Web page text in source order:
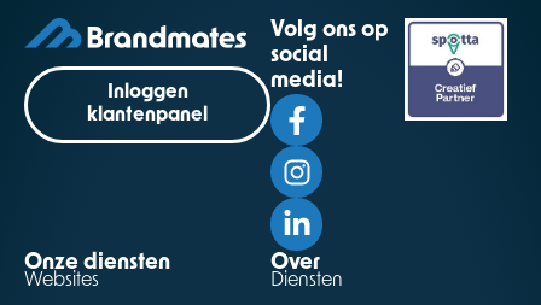
Inloggen
klantenpanel
Volg ons op
social
media!
Onze diensten
Websites
Over
Diensten